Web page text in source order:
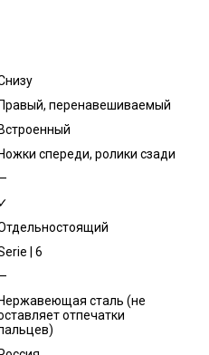
Правый, перенавешиваемый
Встроенный
Ножки спереди, ролики сзади
✓
| 6
Нержавеющая сталь (не
отпечатки